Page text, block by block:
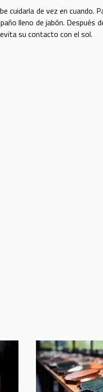
cuidarla de vez en cuando.
lleno de jabón. Después
su contacto con el sol.